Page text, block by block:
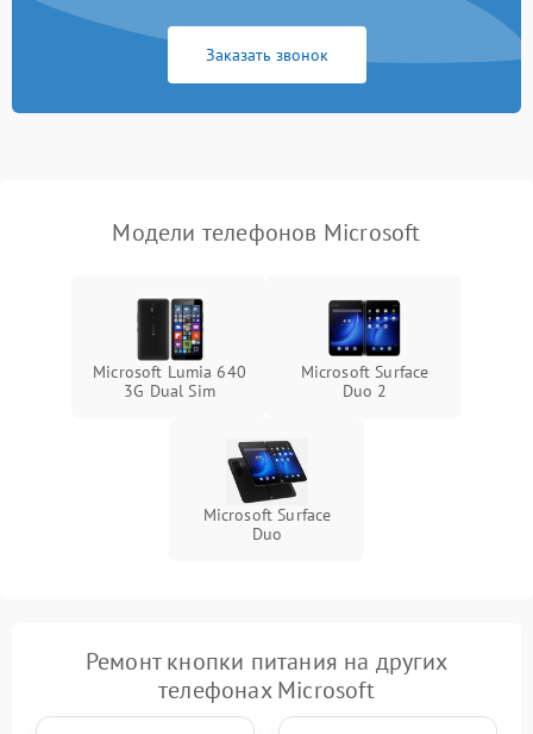
Заказать звонок
Модели телефонов Microsoft
Microsoft Lumia 640
3G Dual Sim
Microsoft Surface
Duo 2
Microsoft Surface
Duo
Ремонт кнопки питания на других
телефонах Microsoft